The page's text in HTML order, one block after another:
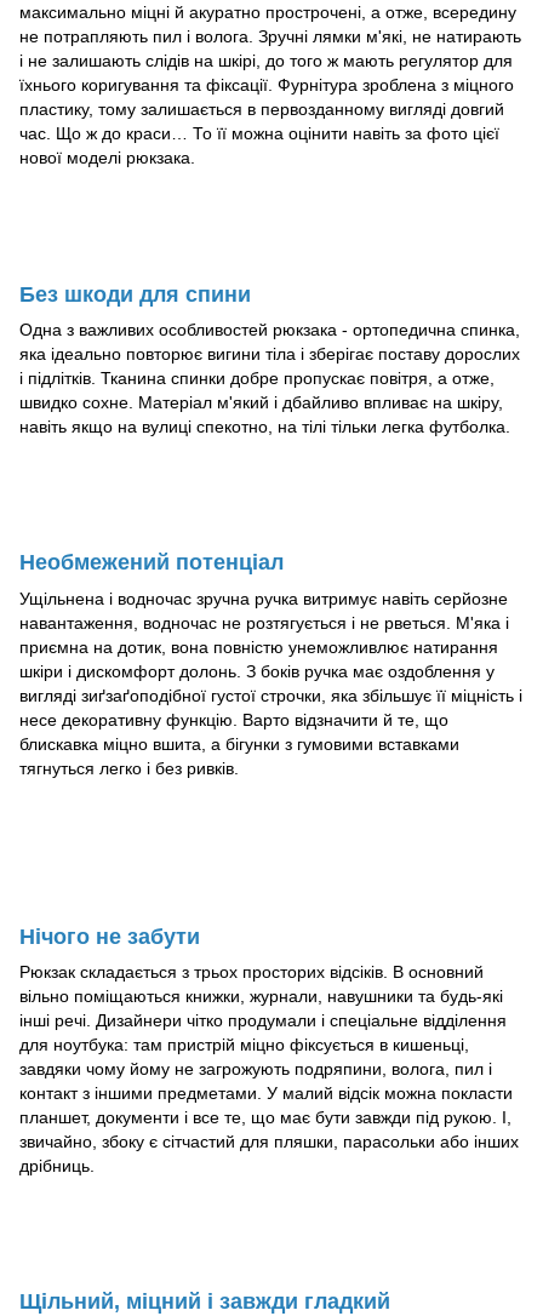
максимально міцні й акуратно прострочені, а отже, всередину
не потрапляють пил і волога. Зручні лямки м'які, не натирають
і не залишають слідів на шкірі, до того ж мають регулятор для
їхнього коригування та фіксації. Фурнітура зроблена з міцного
пластику, тому залишається в первозданному вигляді довгий
час. Що ж до краси… То її можна оцінити навіть за фото цієї
нової моделі рюкзака.
Без шкоди для спини
Одна з важливих особливостей рюкзака - ортопедична спинка,
яка ідеально повторює вигини тіла і зберігає поставу дорослих
і підлітків. Тканина спинки добре пропускає повітря, а отже,
швидко сохне. Матеріал м'який і дбайливо впливає на шкіру,
навіть якщо на вулиці спекотно, на тілі тільки легка футболка.
Необмежений потенціал
Ущільнена і водночас зручна ручка витримує навіть серйозне
навантаження, водночас не розтягується і не рветься. М'яка і
приємна на дотик, вона повністю унеможливлює натирання
шкіри і дискомфорт долонь. З боків ручка має оздоблення у
вигляді зиґзаґоподібної густої строчки, яка збільшує її міцність і
несе декоративну функцію. Варто відзначити й те, що
блискавка міцно вшита, а бігунки з гумовими вставками
тягнуться легко і без ривків.
Нічого не забути
Рюкзак складається з трьох просторих відсіків. В основний
вільно поміщаються книжки, журнали, навушники та будь-які
інші речі. Дизайнери чітко продумали і спеціальне відділення
для ноутбука: там пристрій міцно фіксується в кишеньці,
завдяки чому йому не загрожують подряпини, волога, пил і
контакт з іншими предметами. У малий відсік можна покласти
планшет, документи і все те, що має бути завжди під рукою. І,
звичайно, збоку є сітчастий для пляшки, парасольки або інших
дрібниць.
Щільний, міцний і завжди гладкий